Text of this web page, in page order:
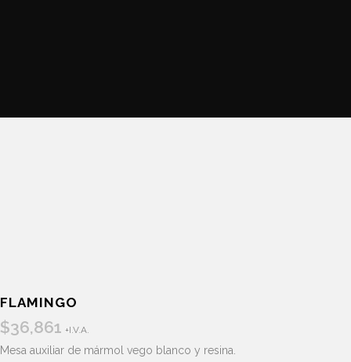
FLAMINGO
$36,861 +I.V.A.
Mesa auxiliar de mármol vego blanco y resina.